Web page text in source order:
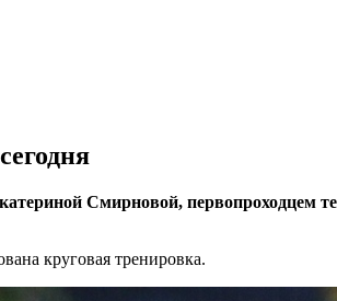
Смирновой, первопроходцем
круговая тренировка.